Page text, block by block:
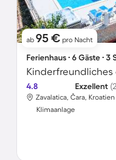
ab 95 € pro Nacht
Ferienhaus ∙ 6 Gäste ∙
4.8 Exzellent
Zavalatica, Čara, Kroatien
Klimaanlage